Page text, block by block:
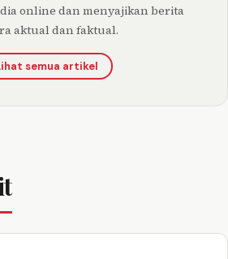
online dan menyajikan berita
aktual dan faktual.
semua artikel